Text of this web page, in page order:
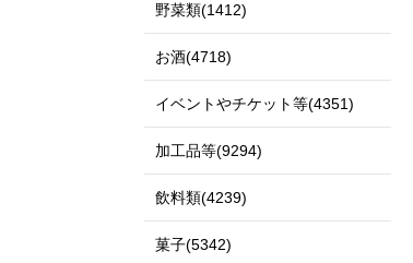
野菜類(1412)
お酒(4718)
イベントやチケット等(4351)
加工品等(9294)
飲料類(4239)
菓子(5342)